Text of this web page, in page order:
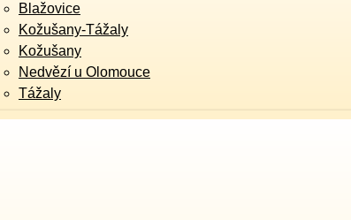
Blažovice
Kožušany-Tážaly
Kožušany
Nedvězí u Olomouce
Tážaly